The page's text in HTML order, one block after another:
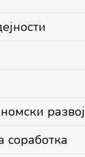
развој
соработка